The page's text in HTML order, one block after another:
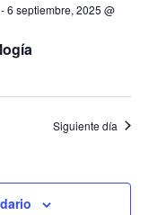
6 septiembre, 2025 @
Siguiente día